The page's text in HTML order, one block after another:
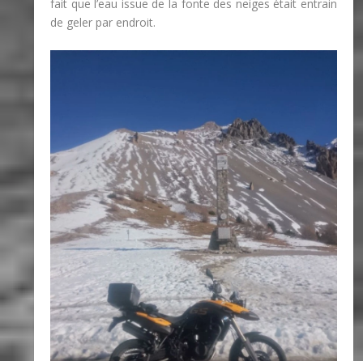
fait que l’eau issue de la fonte des neiges était entrain
de geler par endroit.